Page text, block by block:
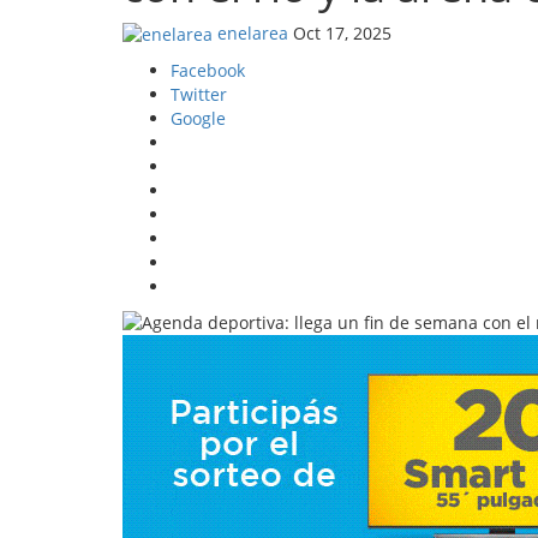
enelarea Oct 17, 2025
Facebook
Twitter
Google